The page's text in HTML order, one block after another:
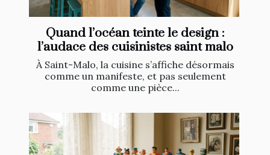
Quand l’océan teinte le design :
l’audace des cuisinistes saint malo
À Saint-Malo, la cuisine s’affiche désormais
comme un manifeste, et pas seulement
comme une pièce...